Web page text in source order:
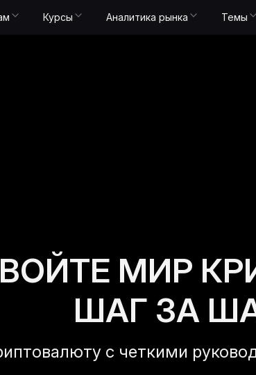
Курсы Аналитика рынка Темы
МИР
ШАГ ЗА
с четкими